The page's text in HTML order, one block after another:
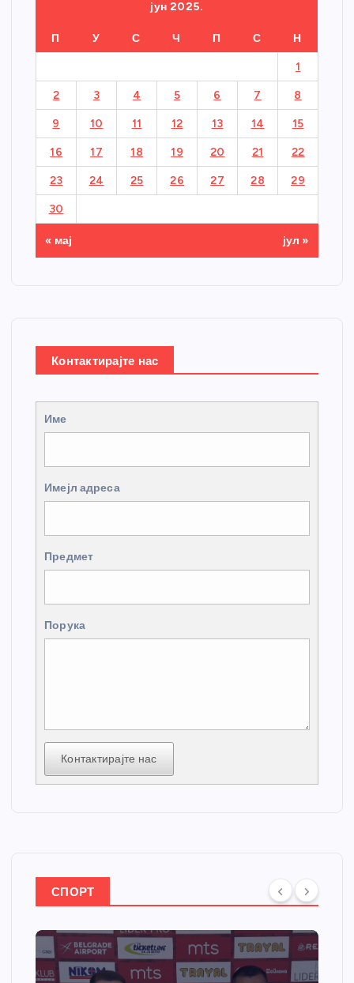
јун 2025.
П У С Ч П С Н
1
2 3 4 5 6 7 8
9 10 11 12 13 14 15
16 17 18 19 20 21 22
23 24 25 26 27 28 29
30
« мај јул »
Контактирајте нас
Име
Имејл адреса
Предмет
Порука
Контактирајте нас
СПОРТ